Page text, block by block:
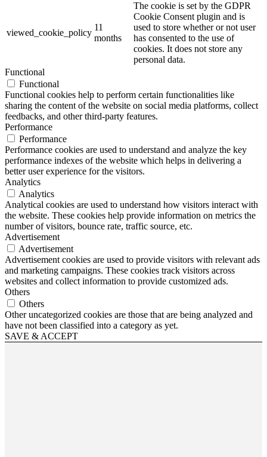
viewed_cookie_policy
11
months
The cookie is set by the GDPR
Cookie Consent plugin and is
used to store whether or not user
has consented to the use of
cookies. It does not store any
personal data.
Functional
Functional
Functional cookies help to perform certain functionalities like
sharing the content of the website on social media platforms, collect
feedbacks, and other third-party features.
Performance
Performance
Performance cookies are used to understand and analyze the key
performance indexes of the website which helps in delivering a
better user experience for the visitors.
Analytics
Analytics
Analytical cookies are used to understand how visitors interact with
the website. These cookies help provide information on metrics the
number of visitors, bounce rate, traffic source, etc.
Advertisement
Advertisement
Advertisement cookies are used to provide visitors with relevant ads
and marketing campaigns. These cookies track visitors across
websites and collect information to provide customized ads.
Others
Others
Other uncategorized cookies are those that are being analyzed and
have not been classified into a category as yet.
SAVE & ACCEPT